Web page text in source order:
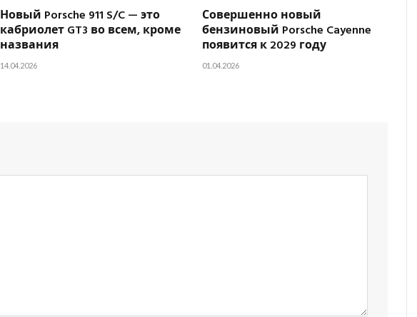
Новый Porsche 911 S/C — это
кабриолет GT3 во всем, кроме
названия
14.04.2026
Совершенно новый
бензиновый Porsche Cayenne
появится к 2029 году
01.04.2026